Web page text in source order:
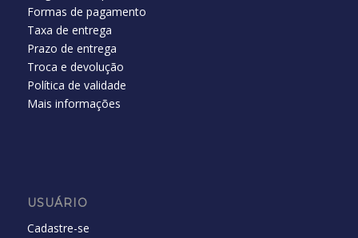
Formas de pagamento
Taxa de entrega
Prazo de entrega
Troca e devolução
Política de validade
Mais informações
USUÁRIO
Cadastre-se